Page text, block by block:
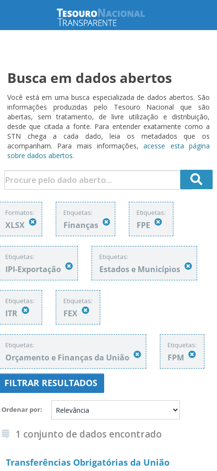
Busca em dados abertos
Você está em uma busca especializada de dados abertos. São
informações produzidas pelo Tesouro Nacional que são
abertas, sem tratamento, de livre utilização e distribuição,
desde que citada a fonte. Para entender exatamente como a
STN chega a cada dado, leia os metadados que os
acompanham. Para mais informações,acesse esta página
sobre dados abertos.
Formatos:
XLSX
Etiquetas:
Finanças
Etiquetas:
FPE
Etiquetas:
IPI-Exportação
Etiquetas:
Estados e Municípios
Etiquetas:
ITR
Etiquetas:
FEX
Etiquetas:
Orçamento e Finanças da União
Etiquetas:
FPM
FILTRAR RESULTADOS
Ordenar por
1 conjunto de dados encontrado
Transferências Obrigatórias da União